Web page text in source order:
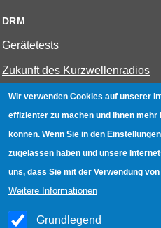
DRM
Gerätetests
Zukunft des Kurzwellenradios
W-LAN
Bestenliste
Geräte mit Aufnahmefunktion
Gerätetests
Hotspot absichern
Wir verwenden Cookies auf unserer
effizienter zu machen und Ihnen
können. Wenn Sie in den
zugelassen haben und unsere
uns, dass Sie mit der Verwendung
Weitere Informationen
Grundlegend